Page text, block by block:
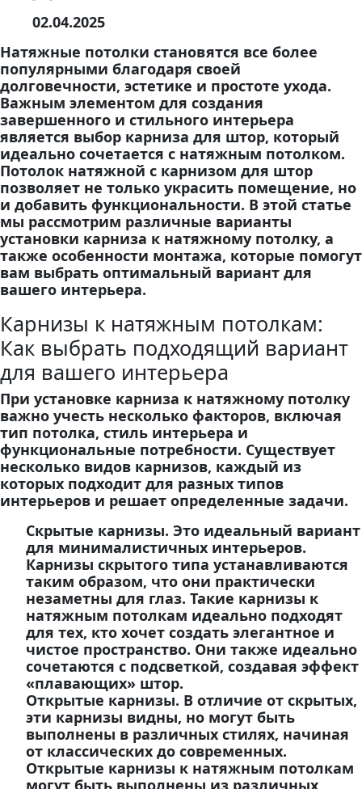
02.04.2025
Натяжные потолки становятся все более
популярными благодаря своей
долговечности, эстетике и простоте ухода.
Важным элементом для создания
завершенного и стильного интерьера
является выбор карниза для штор, который
идеально сочетается с натяжным потолком.
Потолок натяжной с карнизом для штор
позволяет не только украсить помещение, но
и добавить функциональности. В этой статье
мы рассмотрим различные варианты
установки карниза к натяжному потолку, а
также особенности монтажа, которые помогут
вам выбрать оптимальный вариант для
вашего интерьера.
Карнизы к натяжным потолкам:
Как выбрать подходящий вариант
для вашего интерьера
При установке карниза к натяжному потолку
важно учесть несколько факторов, включая
тип потолка, стиль интерьера и
функциональные потребности. Существует
несколько видов карнизов, каждый из
которых подходит для разных типов
интерьеров и решает определенные задачи.
Скрытые карнизы. Это идеальный вариант
для минималистичных интерьеров.
Карнизы скрытого типа устанавливаются
таким образом, что они практически
незаметны для глаз. Такие карнизы к
натяжным потолкам идеально подходят
для тех, кто хочет создать элегантное и
чистое пространство. Они также идеально
сочетаются с подсветкой, создавая эффект
«плавающих» штор.
Открытые карнизы. В отличие от скрытых,
эти карнизы видны, но могут быть
выполнены в различных стилях, начиная
от классических до современных.
Открытые карнизы к натяжным потолкам
могут быть выполнены из различных